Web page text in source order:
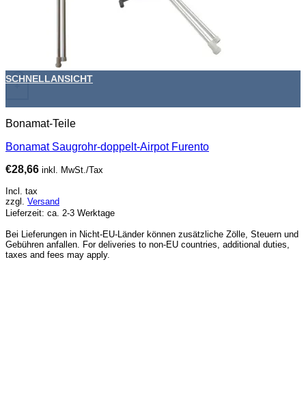
+
SCHNELLANSICHT
Bonamat-Teile
Bonamat Saugrohr-doppelt-Airpot Furento
€28,66 inkl. MwSt./Tax
Incl. tax
zzgl. Versand
Lieferzeit: ca. 2-3 Werktage
Bei Lieferungen in Nicht-EU-Länder können zusätzliche Zölle, Steuern und
Gebühren anfallen. For deliveries to non-EU countries, additional duties,
taxes and fees may apply.